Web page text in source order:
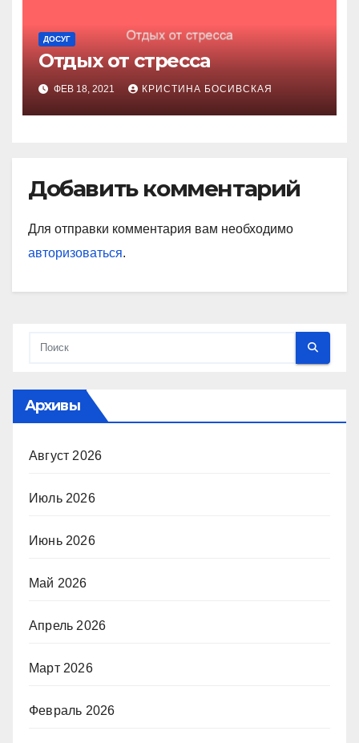
ДОСУГ
Отдых от стресса
ФЕВ 18, 2021 КРИСТИНА БОСИВСКАЯ
Добавить комментарий
Для отправки комментария вам необходимо
авторизоваться.
Архивы
Август 2026
Июль 2026
Июнь 2026
Май 2026
Апрель 2026
Март 2026
Февраль 2026